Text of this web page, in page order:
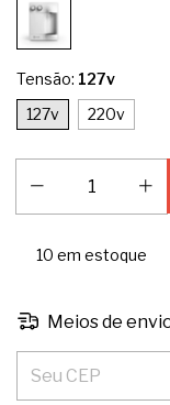
Tensão: 127v
127v
220v
10 em estoque
Meios de
Entregas para o CEP: